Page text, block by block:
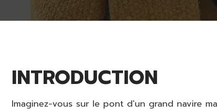
INTRODUCTION
Imaginez-vous sur le pont d'un grand navire